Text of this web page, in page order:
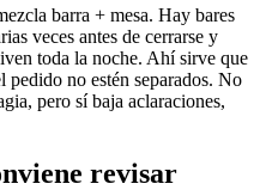
barra + mesa. Hay bares
veces antes de cerrarse y
toda la noche. Ahí sirve que
no estén separados. No
pero sí baja aclaraciones,
revisar